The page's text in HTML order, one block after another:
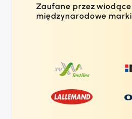
Zaufane przez wiodące
międzynarodowe marki